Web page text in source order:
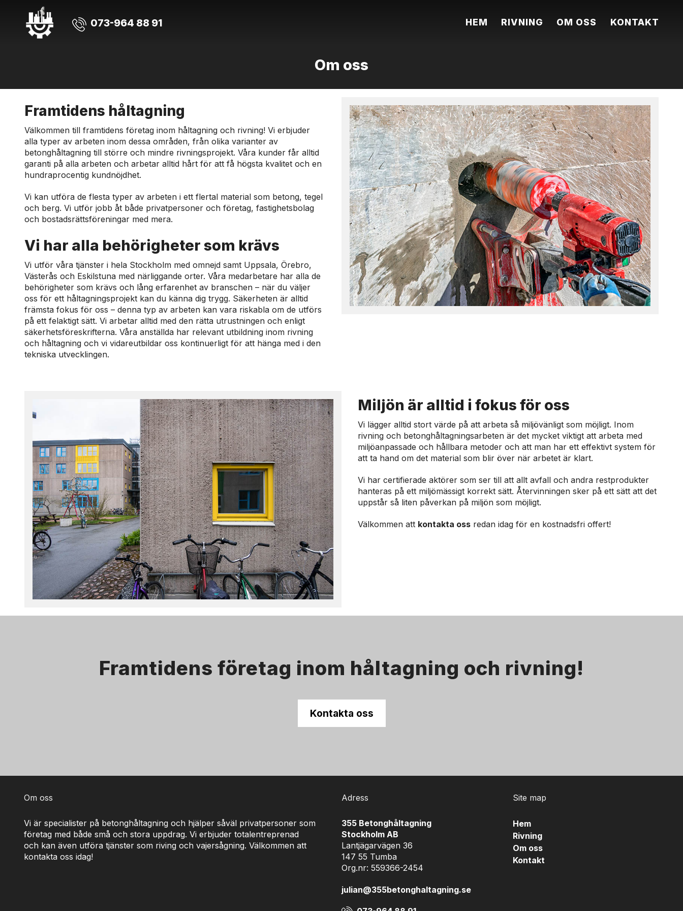
073-964 88 91 HEM RIVNING OM OSS KONTAKT
Om oss
Framtidens håltagning
Välkommen till framtidens företag inom håltagning och rivning! Vi erbjuder
alla typer av arbeten inom dessa områden, från olika varianter av
betonghåltagning till större och mindre rivningsprojekt. Våra kunder får alltid
garanti på alla arbeten och arbetar alltid hårt för att få högsta kvalitet och en
hundraprocentig kundnöjdhet.
Vi kan utföra de flesta typer av arbeten i ett flertal material som betong, tegel
och berg. Vi utför jobb åt både privatpersoner och företag, fastighetsbolag
och bostadsrättsföreningar med mera.
Vi har alla behörigheter som krävs
Vi utför våra tjänster i hela Stockholm med omnejd samt Uppsala, Örebro,
Västerås och Eskilstuna med närliggande orter. Våra medarbetare har alla de
behörigheter som krävs och lång erfarenhet av branschen – när du väljer
oss för ett håltagningsprojekt kan du känna dig trygg. Säkerheten är alltid
främsta fokus för oss – denna typ av arbeten kan vara riskabla om de utförs
på ett felaktigt sätt. Vi arbetar alltid med den rätta utrustningen och enligt
säkerhetsföreskrifterna. Våra anställda har relevant utbildning inom rivning
och håltagning och vi vidareutbildar oss kontinuerligt för att hänga med i den
tekniska utvecklingen.
Miljön är alltid i fokus för oss
Vi lägger alltid stort värde på att arbeta så miljövänligt som möjligt. Inom
rivning och betonghåltagningsarbeten är det mycket viktigt att arbeta med
miljöanpassade och hållbara metoder och att man har ett effektivt system för
att ta hand om det material som blir över när arbetet är klart.
Vi har certifierade aktörer som ser till att allt avfall och andra restprodukter
hanteras på ett miljömässigt korrekt sätt. Återvinningen sker på ett sätt att det
uppstår så liten påverkan på miljön som möjligt.
Välkommen att kontakta oss redan idag för en kostnadsfri offert!
Framtidens företag inom håltagning och rivning!
Kontakta oss
Om oss
Vi är specialister på betonghåltagning och hjälper såväl privatpersoner som
företag med både små och stora uppdrag. Vi erbjuder totalentreprenad
och kan även utföra tjänster som riving och vajersågning. Välkommen att
kontakta oss idag!
Adress
355 Betonghåltagning
Stockholm AB
Lantjägarvägen 36
147 55 Tumba
Org.nr: 559366-2454
julian@355betonghaltagning.se
Site map
Hem
Rivning
Om oss
Kontakt